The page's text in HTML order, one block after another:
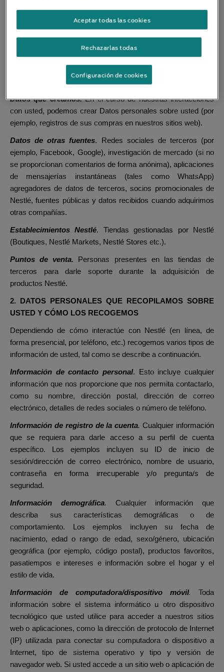
correo postal, demostraciones en tiendas, concursos y otras
promociones o eventos.
Interacciones publicitarias.Interacciones con nuestros
anuncios (por ejemplo, si interactúa con uno de nuestros
Datos que creamos.En el curso de nuestras interacciones
con usted, podemos crear Datos personales sobre usted (por
ejemplo, registros de sus compras en nuestros sitios web).
Datos de otras fuentes. Redes sociales de terceros (por
ejemplo, Facebook, Google), investigación de mercado (si no
se proporcionan comentarios de forma anónima), aplicaciones
de mensajerías instantáneas (tales como WhatsApp)
agregadores de datos de terceros, socios promocionales de
Nestlé, fuentes públicas y datos recibidos cuando adquirimos
otras compañías.
Establecimientos Nestlé. Tiendas gestionadas por Nestlé
(Boutiques, Nestlé Markets, Nestlé Stores etc.).
Puntos de venta.
Personas presentes en las tiendas de
terceros para darle soporte durante la adquisición de
productos Nestlé.
2. DATOS PERSONALES QUE RECOPILAMOS SOBRE
USTED Y CÓMO LOS RECOGEMOS
Dependiendo de cómo interactúe con Nestlé (en línea, de
forma presencial, por teléfono, etc.) recogemos varios tipos de
información de usted, tal como se describe a continuación.
Información de contacto personal. Esto incluye cualquier
información que nos proporcione que nos permita contactarlo,
como su nombre, dirección postal, dirección de correo
electrónico, detalles de redes sociales o número de teléfono.
Información de registro de la cuenta.Cualquier información
que se requiera para darle acceso a su perfil de cuenta
específico. Los ejemplos incluyen su ID de inicio de
sesión/dirección de correo electrónico, nombre de usuario,
contraseña en forma irrecuperable y/o pregunta/s de
seguridad.
Información demográfica. Cualquier información que
describa sus características demográficas o de
comportamiento. Los ejemplos incluyen su fecha de
nacimiento, edad o rango de edad, sexo/género, ubicación
geográfica (por ejemplo, código postal), productos favoritos,
pasatiempos e intereses e información sobre el hogar y el
estilo de vida.
Información de computadora/dispositivo móvil. Toda
información sobre el sistema informático u otro dispositivo
tecnológico que usted utilice para acceder a nuestros sitios
web o aplicaciones, como la dirección de protocolo de Internet
(IP) utilizada para conectar su computadora o dispositivo a
Internet, tipo de sistema operativo y tipo y versión de
navegador web. Si usted accede a un sitio web o aplicación de
Rechazarlas todas
Aceptar todas las cookies
Configuración de cookies